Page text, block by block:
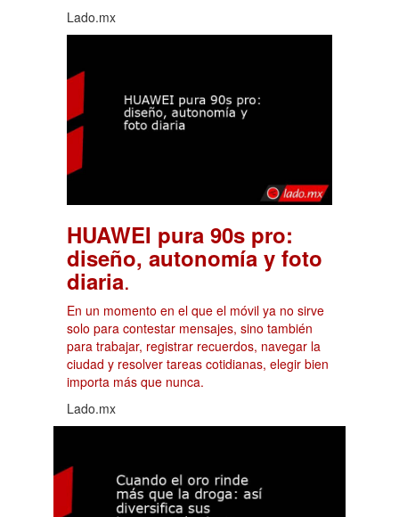
Lado.mx
HUAWEI pura 90s pro:
diseño, autonomía y foto
diaria.
En un momento en el que el móvil ya no sirve
solo para contestar mensajes, sino también
para trabajar, registrar recuerdos, navegar la
ciudad y resolver tareas cotidianas, elegir bien
importa más que nunca.
Lado.mx